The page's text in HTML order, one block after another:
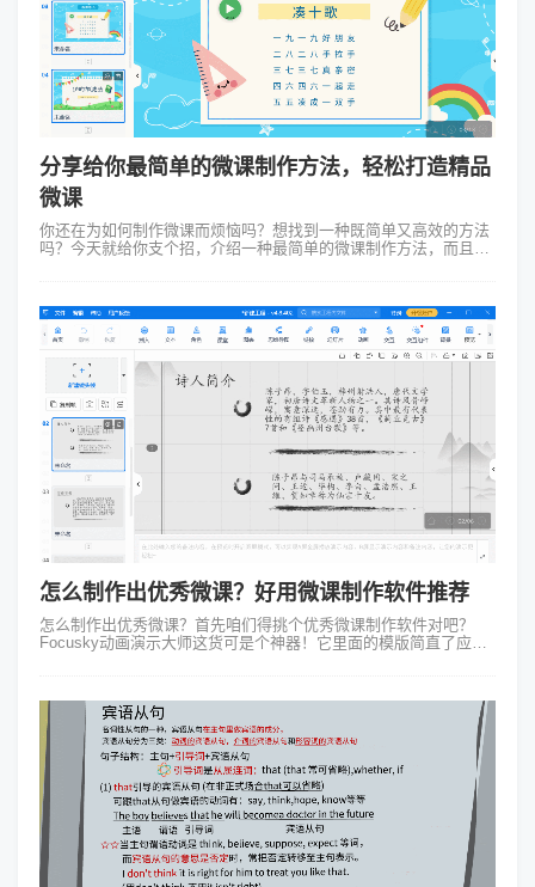
分享给你最简单的微课制作方法，轻松打造精品
微课
你还在为如何制作微课而烦恼吗？想找到一种既简单又高效的方法
吗？今天就给你支个招，介绍一种最简单的微课制作方法，而且保
怎么制作出优秀微课？好用微课制作软件推荐
怎么制作出优秀微课？首先咱们得挑个优秀微课制作软件对吧？
Focusky动画演示大师这货可是个神器！它里面的模版简直了应有